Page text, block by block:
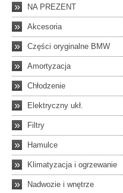
» NA PREZENT
» Akcesoria
» Części oryginalne BMW
» Amortyzacja
» Chłodzenie
» Elektryczny ukł.
» Filtry
» Hamulce
» Klimatyzacja i ogrzewanie
» Nadwozie i wnętrze